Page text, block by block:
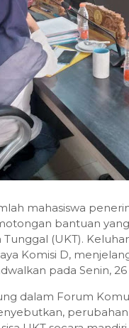
mahasiswa
bantuan
(UKT).
Komisi D,
pada Senin, 26
dalam Forum